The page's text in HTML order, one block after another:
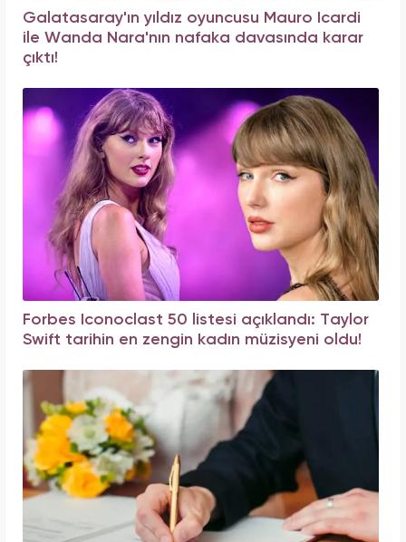
Galatasaray'ın yıldız oyuncusu Mauro Icardi
ile Wanda Nara'nın nafaka davasında karar
çıktı!
Forbes Iconoclast 50 listesi açıklandı: Taylor
Swift tarihin en zengin kadın müzisyeni oldu!